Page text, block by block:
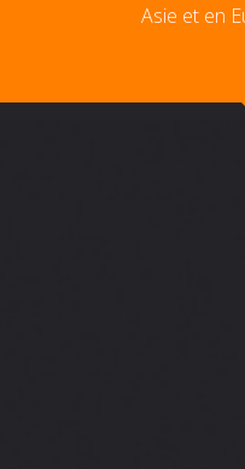
Asie et en